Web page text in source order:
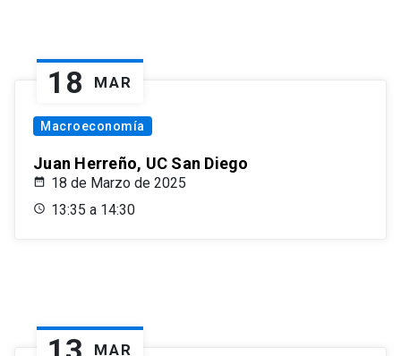
18 MAR
Macroeconomía
Juan Herreño, UC San Diego
18 de Marzo de 2025
13:35 a 14:30
MAR